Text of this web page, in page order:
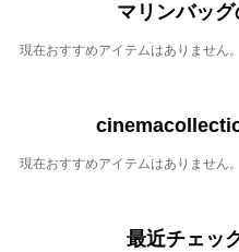
マリンバッ
現在おすすめアイテムはありません。
現在おすすめアイテムはありません。
最近チェッ